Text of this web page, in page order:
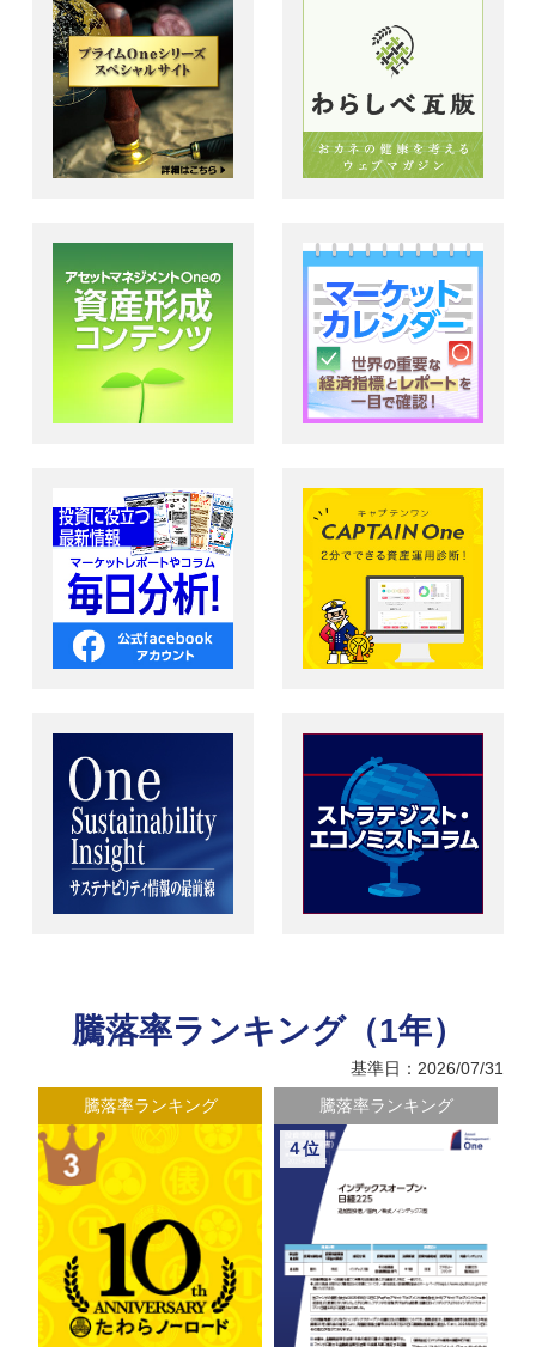
騰落率ランキング（1年）
基準日：2026/07/31
騰落率ランキング
５位
騰落率ランキング
６位